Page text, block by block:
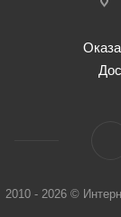
2010 - 2026 ©